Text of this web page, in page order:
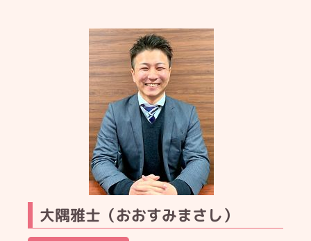
大隅雅士（おおすみまさし）